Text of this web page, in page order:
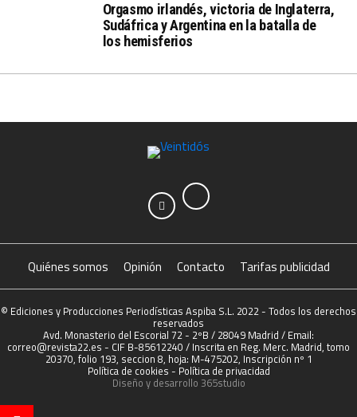
Orgasmo irlandés, victoria de Inglaterra,
Sudáfrica y Argentina en la batalla de
los hemisferios
Quiénes somos Opinión Contacto Tarifas publicidad
© Ediciones y Producciones Periodísticas Aspiba S.L. 2022 - Todos los derechos
reservados
Avd. Monasterio del Escorial 72 - 2ºB / 28049 Madrid / Email:
correo@revista22.es - CIF B-85612240 / Inscrita en Reg. Merc. Madrid, tomo
20370, folio 193, seccion 8, hoja: M-475202, Inscripción nº 1
Política de cookies - Política de privacidad
Diseño y desarrollo 365studio